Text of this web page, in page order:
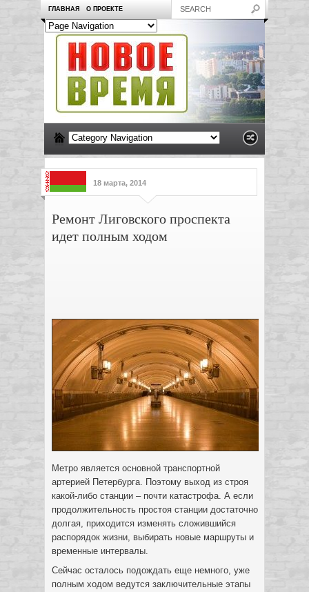
ГЛАВНАЯ О ПРОЕКТЕ
18 марта, 2014
Ремонт Лиговского проспекта
идет полным ходом
Метро является основной транспортной
артерией Петербурга. Поэтому выход из строя
какой-либо станции – почти катастрофа. А если
продолжительность простоя станции достаточно
долгая, приходится изменять сложившийся
распорядок жизни, выбирать новые маршруты и
временные интервалы.
Сейчас осталось подождать еще немного, уже
полным ходом ведутся заключительные этапы